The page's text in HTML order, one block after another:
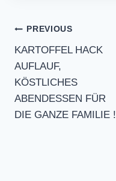
Post
navigation
PREVIOUS
KARTOFFEL HACK
AUFLAUF,
KÖSTLICHES
ABENDESSEN FÜR
DIE GANZE FAMILIE !